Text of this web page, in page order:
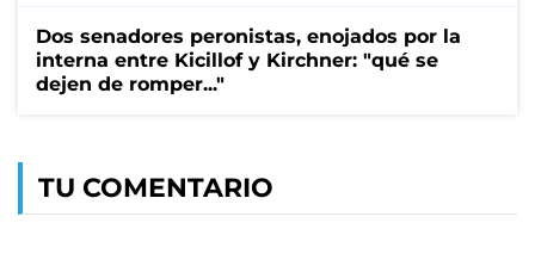
Dos senadores peronistas, enojados por la
interna entre Kicillof y Kirchner: "qué se
dejen de romper..."
TU COMENTARIO